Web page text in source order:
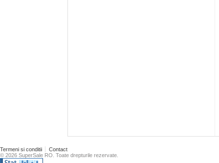
Termeni si conditii
Contact
© 2026 SuperSale RO. Toate drepturile rezervate.